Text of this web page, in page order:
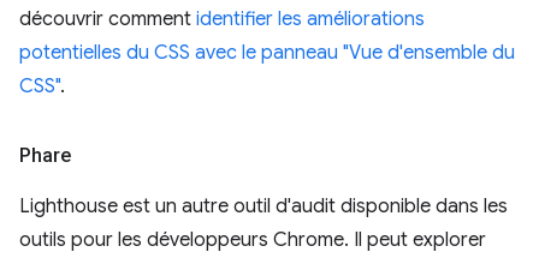
découvrir comment identifier les améliorations
potentielles du CSS avec le panneau "Vue d'ensemble du
CSS".
Phare
Lighthouse est un autre outil d'audit disponible dans les
outils pour les développeurs Chrome. Il peut explorer